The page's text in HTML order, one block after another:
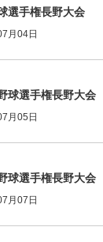
選手権長野大会
月04日
球選手権長野大会
月05日
球選手権長野大会
月07日